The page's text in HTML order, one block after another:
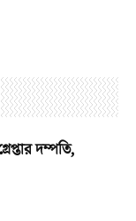
দম্পতি,